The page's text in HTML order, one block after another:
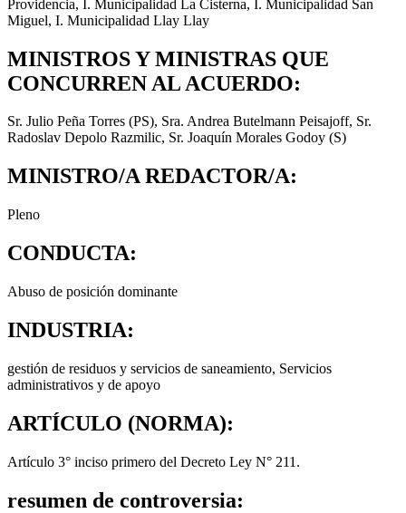
Providencia, I. Municipalidad La Cisterna, I. Municipalidad San
Miguel, I. Municipalidad Llay Llay
MINISTROS Y MINISTRAS QUE
CONCURREN AL ACUERDO:
Sr. Julio Peña Torres (PS), Sra. Andrea Butelmann Peisajoff, Sr.
Radoslav Depolo Razmilic, Sr. Joaquín Morales Godoy (S)
MINISTRO/A REDACTOR/A:
Pleno
CONDUCTA:
Abuso de posición dominante
INDUSTRIA:
gestión de residuos y servicios de saneamiento, Servicios
administrativos y de apoyo
ARTÍCULO (NORMA):
Artículo 3° inciso primero del Decreto Ley N° 211.
resumen de controversia: